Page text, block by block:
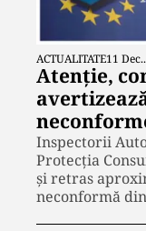
ACTUALITATE11
Atenție,
Inspectorii
Protecția
și retras
neconformă